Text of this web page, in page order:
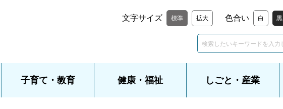
文字サイズ 標準 拡大 色合い 白 黒
子育て・教育 健康・福祉 しごと・産業